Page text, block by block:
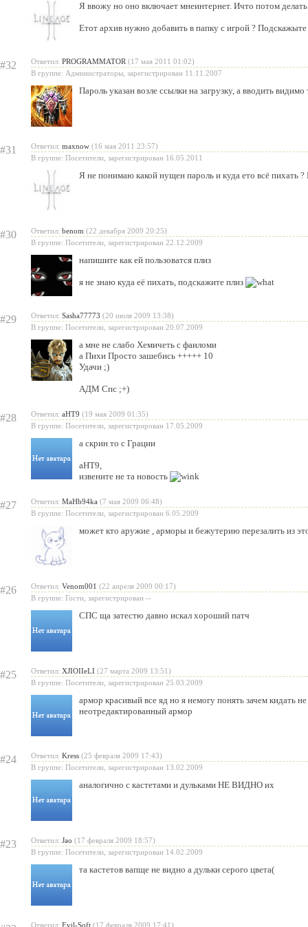
Я ввожу но оно включает мнеинтернет. Ичто потом
Етот архив нужно добавить в папку с игрой ?
#32 Ответил: PROGRAMMATOR (17 мая 2011 01:02)
В группе: Администраторы, зарегистрирован 11.11.2007
Пароль указан возле ссылки на загрузку, а вводить видимо
#31 Ответил: maxnow (16 мая 2011 23:57)
В группе: Посетители, зарегистрирован 16.05.2011
Я не понимаю какой нущен пароль и куда ето всё пихать
#30 Ответил: benom (22 декабря 2009 20:25)
В группе: Посетители, зарегистрирован 22.12.2009
напишите как ей пользоватся плиз
я не знаю куда её пихать, подскажите плиз
#29 Ответил: Sasha77773 (20 июля 2009 13:38)
В группе: Посетители, зарегистрирован 20.07.2009
а мне не слабо Хемичеть с фаиломи
а Пихи Просто зашебись +++++ 10
Удачи ;)
АДМ Спс ;+)
#28 Ответил: aHT9 (19 мая 2009 01:35)
В группе: Посетители, зарегистрирован 17.05.2009
а скрин то с Грации
aHT9,
извените не та новость
#27 Ответил: MaHb94ka (7 мая 2009 06:48)
В группе: Посетители, зарегистрирован 6.05.2009
может кто аружие , арморы и бежутерию перезалить из
#26 Ответил: Venom001 (22 апреля 2009 00:17)
В группе: Гости, зарегистрирован --
СПС ща затестю давно искал хороший патч
#25 Ответил: XJIOIIeLI (27 марта 2009 13:51)
В группе: Посетители, зарегистрирован 25.03.2009
армор красивый все яд но я немогу понять зачем кидать
неотредактированный армор
#24 Ответил: Kress (25 февраля 2009 17:43)
В группе: Посетители, зарегистрирован 13.02.2009
аналогично с кастетами и дульками НЕ ВИДНО их
#23 Ответил: Jao (17 февраля 2009 18:57)
В группе: Посетители, зарегистрирован 14.02.2009
та кастетов вапще не видно а дульки серого цвета(
Ответил: Evil-Soft (17 февраля 2009 17:41)